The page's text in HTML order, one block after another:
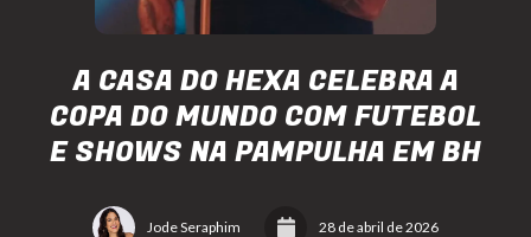
A CASA DO HEXA CELEBRA A
COPA DO MUNDO COM FUTEBOL
E SHOWS NA PAMPULHA EM BH
Jode Seraphim 28 de abril de 2026